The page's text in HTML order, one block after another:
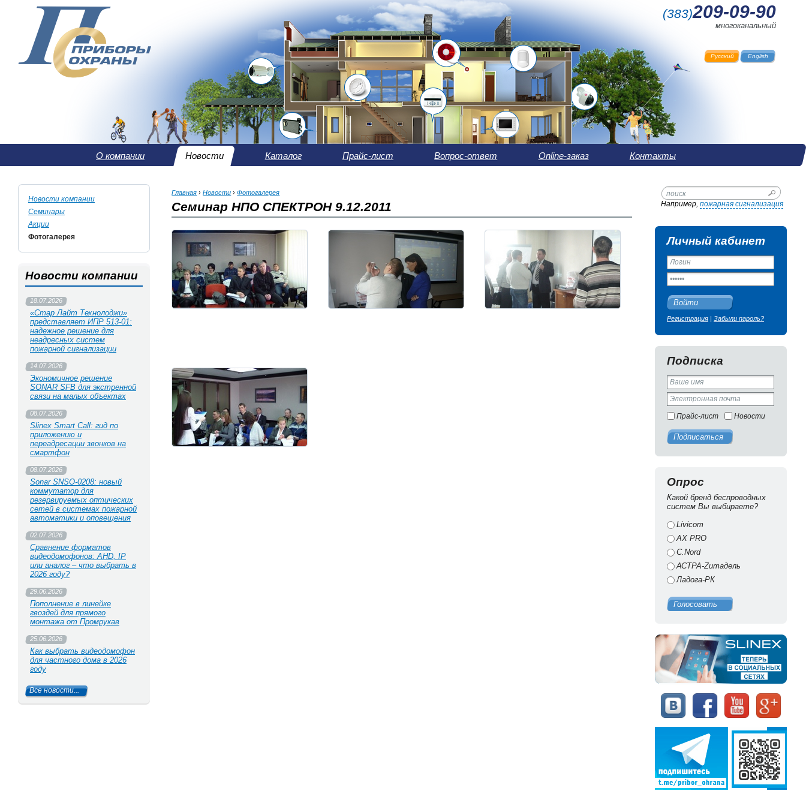
(383)209-09-90
многоканальный
English
Русский
О компании Новости Каталог Прайс-лист Вопрос-ответ Online-заказ Контакты
Новости компании
Семинары
Акции
Фотогалерея
Новости компании
18.07.2026
«Стар Лайт Технолоджи»
представляет ИПР 513‑01:
надежное решение для
неадресных систем
пожарной сигнализации
14.07.2026
Экономичное решение
SONAR SFB для экстренной
связи на малых объектах
08.07.2026
Slinex Smart Call: гид по
приложению и
переадресации звонков на
смартфон
08.07.2026
Sonar SNSO-0208: новый
коммутатор для
резервируемых оптических
сетей в системах пожарной
автоматики и оповещения
02.07.2026
Сравнение форматов
видеодомофонов: AHD, IP
или аналог – что выбрать в
2026 году?
29.06.2026
Пополнение в линейке
гвоздей для прямого
монтажа от Промрукав
25.06.2026
Как выбрать видеодомофон
для частного дома в 2026
году
Все новости...
Например, пожарная сигнализация
Личный кабинет
Войти
Регистрация | Забыли пароль?
Подписка
Прайс-лист Новости
Подписаться
Опрос
Какой бренд беспроводных
систем Вы выбираете?
Livicom
AX PRO
C.Nord
АСТРА-Zитадель
Ладога-РК
Голосовать
Главная ›Новости ›Фотогалерея
Семинар НПО СПЕКТРОН 9.12.2011